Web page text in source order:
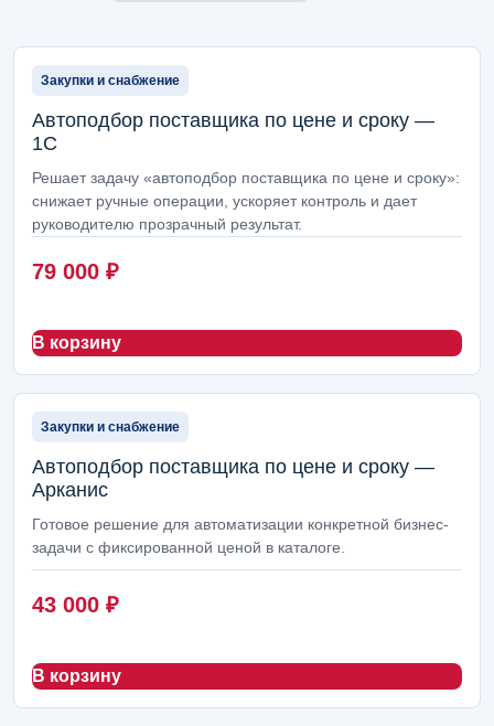
Отчеты, аналитика и панели руководителя
Документы, маршруты и согласования
Импорт, ВЭД и таможня
Бухгалтерия и регламентный учет 70
Кадры, ЗУП и табель
Логистика, доставка и транспорт
Номенклатура и НСИ 46
Прайс-лист услуг 46
Интеграции, обмены и внешние сервисы 42
Сайты, интернет-магазины и Битрикс24 36
Закупки и снабжение
Автоподбор поставщика по цене и сроку —
1С
Решает задачу «автоподбор поставщика по цене и сроку»:
снижает ручные операции, ускоряет контроль и дает
руководителю прозрачный результат.
79 000 ₽
В корзину
Закупки и снабжение
Автоподбор поставщика по цене и сроку —
Арканис
Готовое решение для автоматизации конкретной бизнес-
задачи с фиксированной ценой в каталоге.
43 000 ₽
В корзину